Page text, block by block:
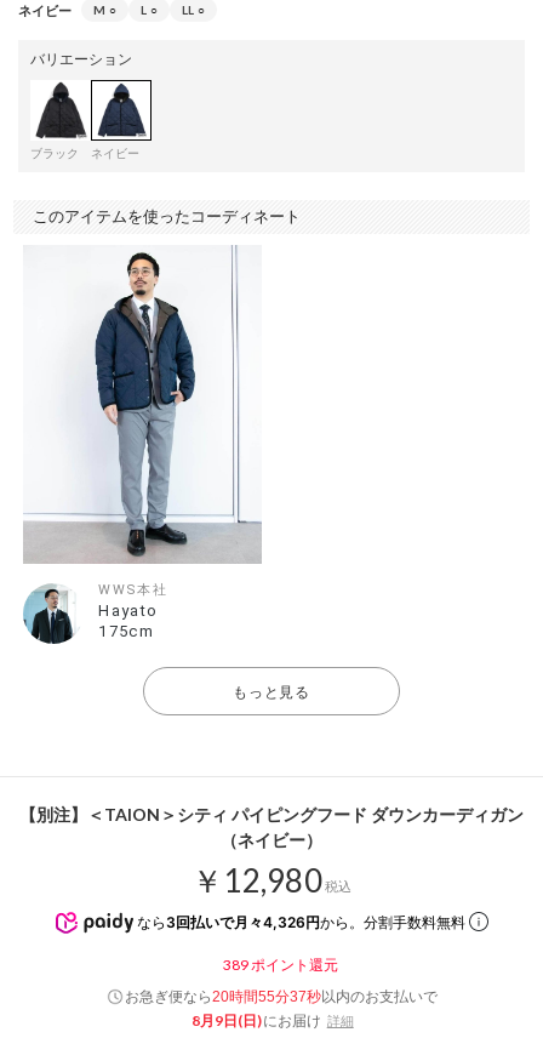
ネイビー M ○ L ○ LL ○
バリエーション
ブラック ネイビー
このアイテムを使ったコーディネート
WWS本社
Hayato
175cm
もっと見る
【別注】＜TAION＞シティ パイピングフード ダウンカーディガン
（ネイビー）
￥12,980税込
なら 3回払いで月々4,326円から。分割手数料無料
389 ポイント還元
お急ぎ便なら20時間55分36秒以内のお支払いで
8月9日(日)にお届け 詳細